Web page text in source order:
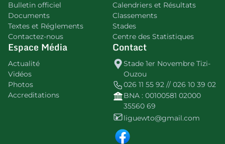
Bulletin officiel
Documents
Textes et Réglements
Contactez-nous
Calendriers et Résultats
Classements
Stades
Centre des Statistiques
Espace Média
Actualité
Vidéos
Photos
Accreditations
Contact
Stade 1er Novembre Tizi-
Ouzou
026 11 55 92 // 026 10 39 02
BNA : 00100581 02000
35560 69
liguewto@gmail.com